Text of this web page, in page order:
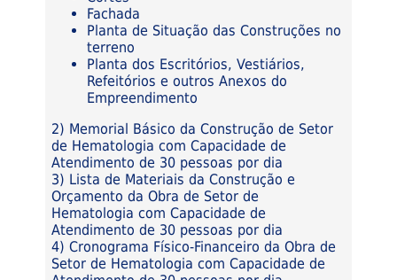
Fachada
Planta de Situação das Construções no
terreno
Planta dos Escritórios, Vestiários,
Refeitórios e outros Anexos do
Empreendimento
2) Memorial Básico da Construção de Setor
de Hematologia com Capacidade de
Atendimento de 30 pessoas por dia
3) Lista de Materiais da Construção e
Orçamento da Obra de Setor de
Hematologia com Capacidade de
Atendimento de 30 pessoas por dia
4) Cronograma Físico-Financeiro da Obra de
Setor de Hematologia com Capacidade de